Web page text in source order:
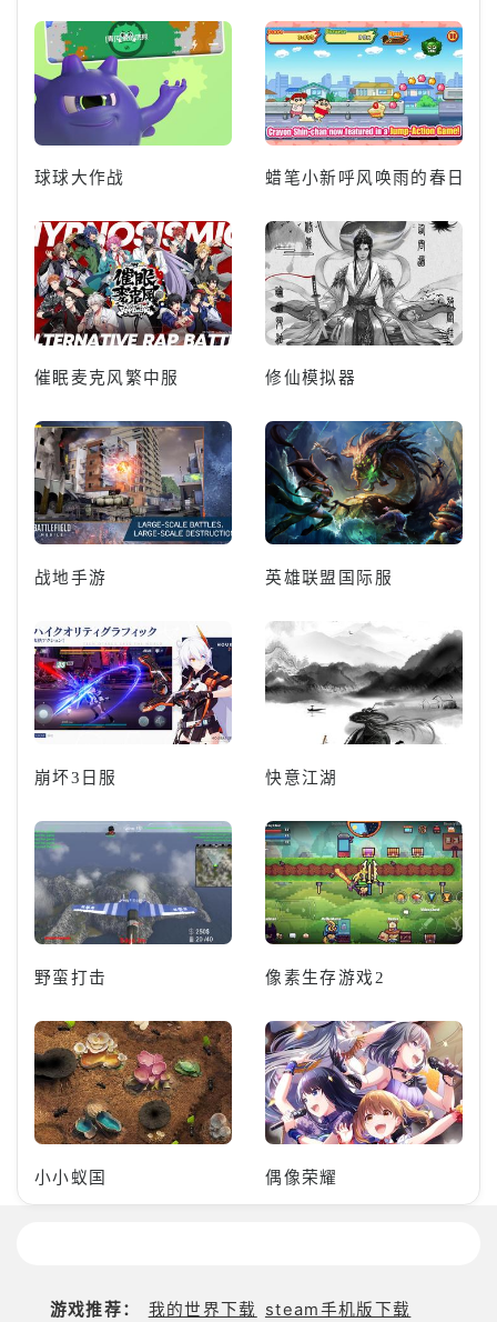
球球大作战 蜡笔小新呼风唤雨的春日部
催眠麦克风繁中服 修仙模拟器
战地手游 英雄联盟国际服
崩坏3日服 快意江湖
野蛮打击 像素生存游戏2
小小蚁国 偶像荣耀
游戏推荐： 我的世界下载 steam手机版下载